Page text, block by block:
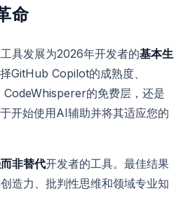
命
具发展为2026年开发者的基本生
GitHub Copilot的成熟度、
的免费层，还是
开始使用AI辅助并将其适应您的
非替代开发者的工具。最佳结果
造力、批判性思维和领域专业知